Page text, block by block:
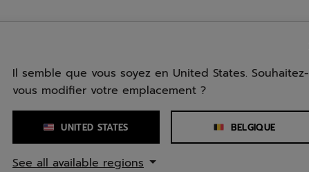
Genre
Coupe
Il semble que vous soyez en United States. Souhaitez-
vous modifier votre emplacement ?
UNITED STATES BELGIQUE
See all available regions